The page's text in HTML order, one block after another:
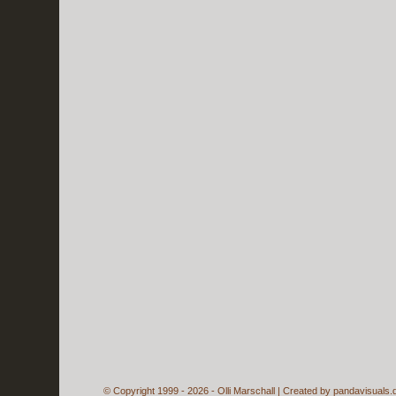
© Copyright 1999 - 2026 - Olli Marschall | Created by